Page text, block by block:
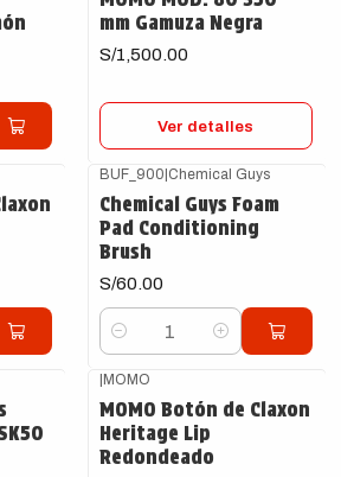
mm Gamuza Negra
S/1,500.00
Ver detalles
BUF_900|Chemical Guys
Chemical Guys Foam
Pad Conditioning
Brush
S/60.00
Cantidad
|MOMO
MOMO Botón de Claxon
Heritage Lip
Redondeado